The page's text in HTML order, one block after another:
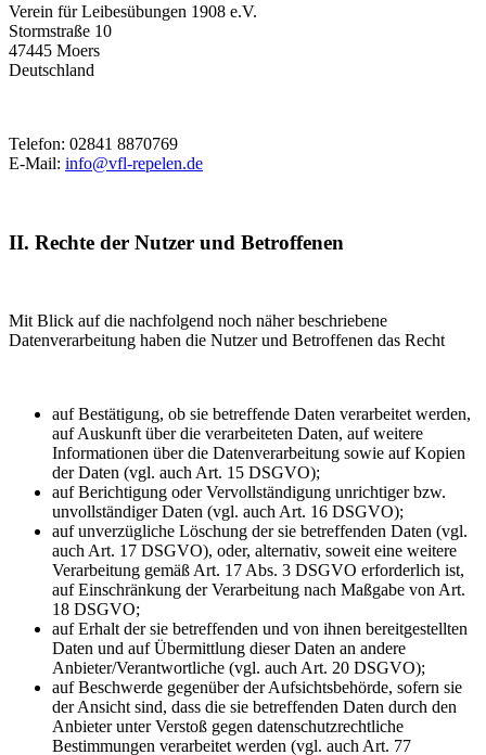
Verein für Leibesübungen 1908 e.V.
Stormstraße 10
47445 Moers
Deutschland
Telefon: 02841 8870769
E-Mail: info@vfl-repelen.de
II. Rechte der Nutzer und Betroffenen
Mit Blick auf die nachfolgend noch näher beschriebene
Datenverarbeitung haben die Nutzer und Betroffenen das Recht
auf Bestätigung, ob sie betreffende Daten verarbeitet werden,
auf Auskunft über die verarbeiteten Daten, auf weitere
Informationen über die Datenverarbeitung sowie auf Kopien
der Daten (vgl. auch Art. 15 DSGVO);
auf Berichtigung oder Vervollständigung unrichtiger bzw.
unvollständiger Daten (vgl. auch Art. 16 DSGVO);
auf unverzügliche Löschung der sie betreffenden Daten (vgl.
auch Art. 17 DSGVO), oder, alternativ, soweit eine weitere
Verarbeitung gemäß Art. 17 Abs. 3 DSGVO erforderlich ist,
auf Einschränkung der Verarbeitung nach Maßgabe von Art.
18 DSGVO;
auf Erhalt der sie betreffenden und von ihnen bereitgestellten
Daten und auf Übermittlung dieser Daten an andere
Anbieter/Verantwortliche (vgl. auch Art. 20 DSGVO);
auf Beschwerde gegenüber der Aufsichtsbehörde, sofern sie
der Ansicht sind, dass die sie betreffenden Daten durch den
Anbieter unter Verstoß gegen datenschutzrechtliche
Bestimmungen verarbeitet werden (vgl. auch Art. 77